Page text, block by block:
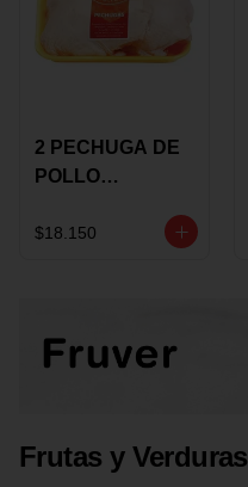
2 PECHUGA DE
POLLO
MARINADA X
$18.150
Frutas y Verduras